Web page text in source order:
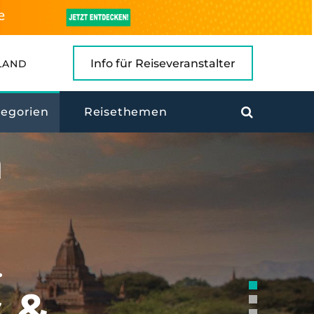
Info für Reiseveranstalter
Reisethemen
LAND, LEUTE